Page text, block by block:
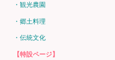
観光農園
郷土料理
伝統文化
【特設ページ】